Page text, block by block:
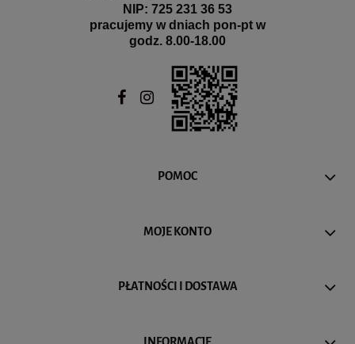
NIP: 725 231 36 53
pracujemy w dniach pon-pt w
godz. 8.00-18.00
POMOC
MOJE KONTO
PŁATNOŚCI I DOSTAWA